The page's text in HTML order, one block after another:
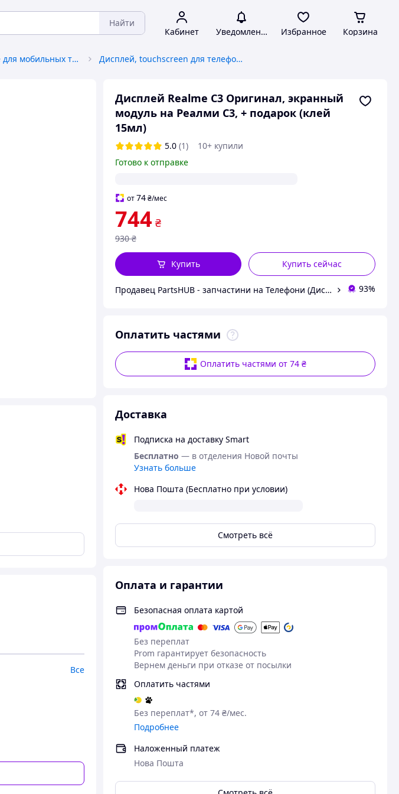
Найти
Кабинет Уведомления Избранное Корзина
Комплектующие для мобильных телефонов Дисплей, touchscreen для телефонов
Дисплей Realme C3 Оригинал, экранный
модуль на Реалми С3, + подарок (клей
15мл)
5.0 (1)
10+ купили
Готово к отправке
от74 ₴/мес
744 ₴
930 ₴
Купить сейчас
Купить
Продавец PartsHUB - запчастини на Телефони (Дисплей / Акумулятор / Шлейф-Плати) 93%
Оплатить частями
Оплатить частями от 74 ₴
Доставка
Подписка на доставку Smart
Бесплатно — в отделения Новой почты
Узнать больше
Нова Пошта (Бесплатно при условии)
Смотреть всё
Оплата и гарантии
Безопасная оплата картой
Без переплат
Prom гарантирует безопасность
Вернем деньги при отказе от посылки
Оплатить частями
Без переплат*, от 74 ₴/мес.
Подробнее
Наложенный платеж
Нова Пошта
+ подарунок
Все